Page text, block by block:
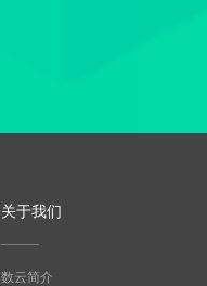
关于我们
数云简介